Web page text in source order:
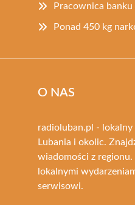
Pracownica
Ponad 450 kg
O NAS
radioluban.pl -
Lubania i okolic.
wiadomości z regionu.
lokalnymi
serwisowi.